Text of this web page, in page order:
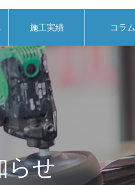
施工実績 コラム
らせ